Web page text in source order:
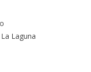
Laguna